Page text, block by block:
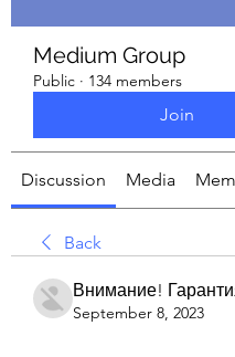
Medium Group
Public · 134 members
Join
Discussion Media
Back
Внимание!
September 8, 2023